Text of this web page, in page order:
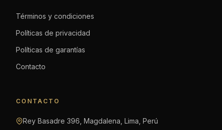
Términos y condiciones
Políticas de privacidad
Políticas de garantías
Contacto
CONTACTO
Rey Basadre 396, Magdalena, Lima, Perú